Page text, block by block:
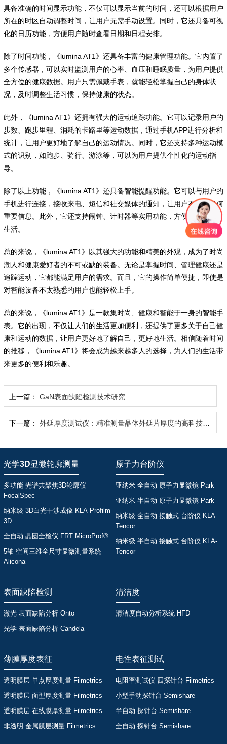
具备准确的时间显示功能，不仅可以显示当前的时间，还可以根据用户
所在的时区自动调整时间，让用户无需手动设置。同时，它还具备可视
化的日历功能，方便用户随时查看日期和日程安排。
除了时间功能，《lumina AT1》还具备丰富的健康管理功能。它内置了
多个传感器，可以实时监测用户的心率、血压和睡眠质量，为用户提供
全方位的健康数据。用户只需佩戴手表，就能轻松掌握自己的身体状
况，及时调整生活习惯，保持健康的状态。
此外，《lumina AT1》还拥有强大的运动追踪功能。它可以记录用户的
步数、跑步里程、消耗的卡路里等运动数据，通过手机APP进行分析和
统计，让用户更好地了解自己的运动情况。同时，它还支持多种运动模
式的识别，如跑步、骑行、游泳等，可以为用户提供个性化的运动指
导。
除了以上功能，《lumina AT1》还具备智能提醒功能。它可以与用户的
手机进行连接，接收来电、短信和社交媒体的通知，让用户不错过任何
重要信息。此外，它还支持闹钟、计时器等实用功能，方便用户的日常
生活。
总的来说，《lumina AT1》以其强大的功能和精美的外观，成为了时尚
潮人和健康爱好者的不可或缺的装备。无论是掌握时间、管理健康还是
追踪运动，它都能满足用户的需求。而且，它的操作简单便捷，即使是
对智能设备不太熟悉的用户也能轻松上手。
总的来说，《lumina AT1》是一款集时尚、健康和智能于一身的智能手
表。它的出现，不仅让人们的生活更加便利，还提供了更多关于自己健
康和运动的数据，让用户更好地了解自己，更好地生活。相信随着时间
的推移，《lumina AT1》将会成为越来越多人的选择，为人们的生活带
来更多的便利和乐趣。
上一篇： GaN表面缺陷检测技术研究
下一篇： 外延厚度测试仪：精准测量晶体外延片厚度的高科技装备
光学3D显微轮廓测量
多功能 光谱共聚焦3D轮廓仪
FocalSpec
纳米级 3D白光干涉成像 KLA-Profilm
3D
全自动 晶圆全检仪 FRT MicroProf®
5轴 空间三维全尺寸显微测量系统
Alicona
原子力台阶仪
亚纳米 全自动 原子力显微镜 Park
亚纳米 半自动 原子力显微镜 Park
纳米级 全自动 接触式 台阶仪 KLA-
Tencor
纳米级 半自动 接触式 台阶仪 KLA-
Tencor
表面缺陷检测
激光 表面缺陷分析 Onto
光学 表面缺陷分析 Candela
清洁度
清洁度自动分析系统 HFD
薄膜厚度表征
透明膜层 单点厚度测量 Filmetrics
透明膜层 面型厚度测量 Filmetrics
透明膜层 在线膜厚测量 Filmetrics
非透明 金属膜层测量 Filmetrics
电性表征测试
电阻率测试仪 四探针台 Filmetrics
小型手动探针台 Semishare
半自动 探针台 Semishare
全自动 探针台 Semishare